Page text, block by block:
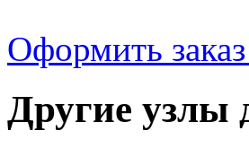
Оформить
Другие узлы